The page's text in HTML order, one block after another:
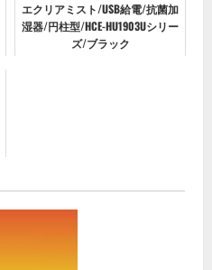
エクリアミスト/USB給電/抗菌加
湿器/円柱型/HCE-HU1903Uシリー
ズ/ブラック